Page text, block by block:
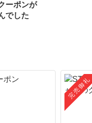
ーポンが
でした
完売御礼